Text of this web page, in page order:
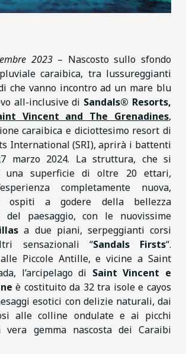
2023– Nascosto sullo sfondo
caraibica, tra lussureggianti
che vanno incontro ad un mare blu
all-inclusive di Sandals® Resorts,
Vincent and The Grenadines,
caraibica e diciottesimo resort di
International (SRI), aprirà i battenti
marzo 2024. La struttura, che si
una superficie di oltre 20 ettari,
completamente nuova,
ospiti a godere della bellezza
del paesaggio, con le nuovissime
a due piani, serpeggianti corsi
sensazionali “Sandals Firsts“.
Piccole Antille, e vicine a Saint
l’arcipelago di Saint Vincent e
è costituito da 32 tra isole e cayos
esotici con delizie naturali, dai
alle colline ondulate e ai picchi
vera gemma nascosta dei Caraibi